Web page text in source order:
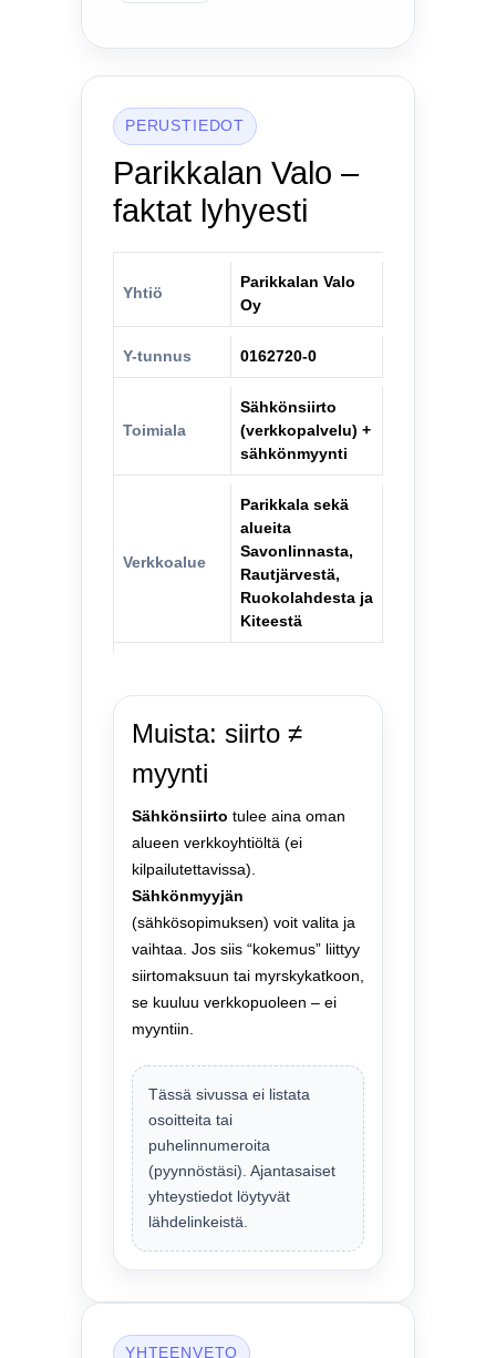
PERUSTIEDOT
Parikkalan Valo –
faktat lyhyesti
Yhtiö
Parikkalan Valo
Oy
Y-tunnus 0162720-0
Toimiala
Sähkönsiirto
(verkkopalvelu) +
sähkönmyynti
Verkkoalue
Parikkala sekä
alueita
Savonlinnasta,
Rautjärvestä,
Ruokolahdesta ja
Kiteestä
Muista: siirto ≠
myynti
Sähkönsiirto tulee aina oman
alueen verkkoyhtiöltä (ei
kilpailutettavissa).
Sähkönmyyjän
(sähkösopimuksen) voit valita ja
vaihtaa. Jos siis “kokemus” liittyy
siirtomaksuun tai myrskykatkoon,
se kuuluu verkkopuoleen – ei
myyntiin.
Tässä sivussa ei listata
osoitteita tai
puhelinnumeroita
(pyynnöstäsi). Ajantasaiset
yhteystiedot löytyvät
lähdelinkeistä.
YHTEENVETO